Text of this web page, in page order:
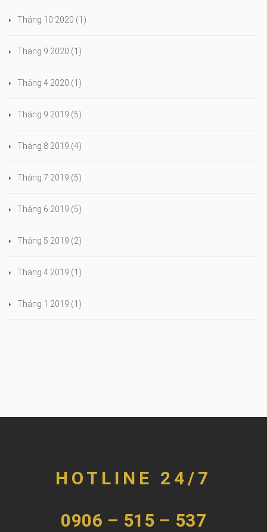
Tháng 10 2020 (1)
Tháng 9 2020 (1)
Tháng 4 2020 (1)
Tháng 9 2019 (5)
Tháng 8 2019 (4)
Tháng 7 2019 (5)
Tháng 6 2019 (5)
Tháng 5 2019 (2)
Tháng 4 2019 (1)
Tháng 1 2019 (1)
HOTLINE 24/7
0906 – 515 – 537